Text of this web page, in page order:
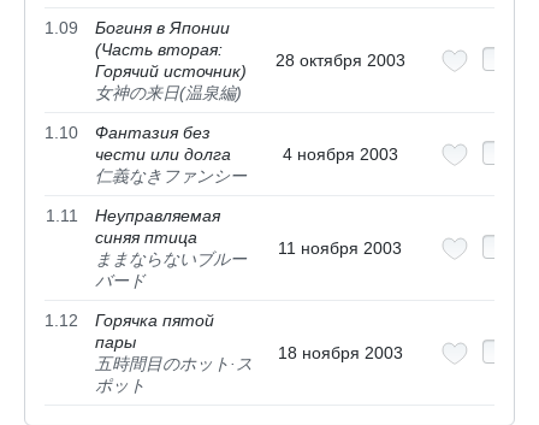
1.09
Богиня в Японии
(Часть вторая:
Горячий источник)
女神の来日(温泉編)
28 октября 2003
1.10
Фантазия без
чести или долга
仁義なきファンシー
4 ноября 2003
1.11
Неуправляемая
синяя птица
ままならないブルー
バード
11 ноября 2003
1.12
Горячка пятой
пары
五時間目のホット·ス
ポット
18 ноября 2003